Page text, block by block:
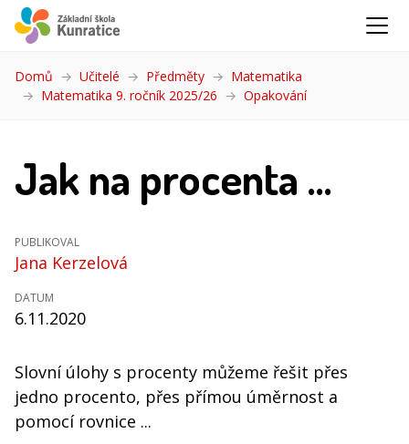
Domů Učitelé Předměty
Matematika
Matematika 9. ročník 2025/26
Opakování(aktuální)
Jak na procenta ...
PUBLIKOVAL
Jana Kerzelová
DATUM
6.11.2020
Slovní úlohy s procenty můžeme řešit přes
jedno procento, přes přímou úměrnost a
pomocí rovnice ...